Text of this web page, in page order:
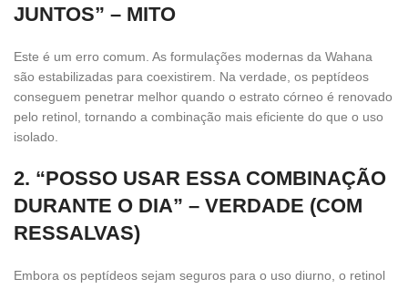
JUNTOS” – MITO
Este é um erro comum. As formulações modernas da Wahana
são estabilizadas para coexistirem. Na verdade, os peptídeos
conseguem penetrar melhor quando o estrato córneo é renovado
pelo retinol, tornando a combinação mais eficiente do que o uso
isolado.
2. “POSSO USAR ESSA COMBINAÇÃO
DURANTE O DIA” – VERDADE (COM
RESSALVAS)
Embora os peptídeos sejam seguros para o uso diurno, o retinol